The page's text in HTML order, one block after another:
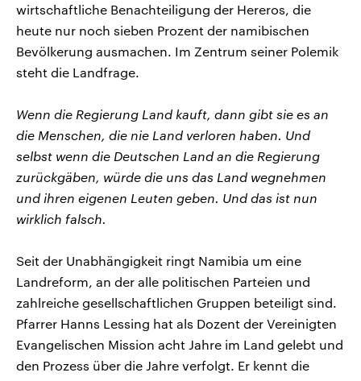
wirtschaftliche Benachteiligung der Hereros, die
heute nur noch sieben Prozent der namibischen
Bevölkerung ausmachen. Im Zentrum seiner Polemik
steht die Landfrage.
Wenn die Regierung Land kauft, dann gibt sie es an
die Menschen, die nie Land verloren haben. Und
selbst wenn die Deutschen Land an die Regierung
zurückgäben, würde die uns das Land wegnehmen
und ihren eigenen Leuten geben. Und das ist nun
wirklich falsch.
Seit der Unabhängigkeit ringt Namibia um eine
Landreform, an der alle politischen Parteien und
zahlreiche gesellschaftlichen Gruppen beteiligt sind.
Pfarrer Hanns Lessing hat als Dozent der Vereinigten
Evangelischen Mission acht Jahre im Land gelebt und
den Prozess über die Jahre verfolgt. Er kennt die